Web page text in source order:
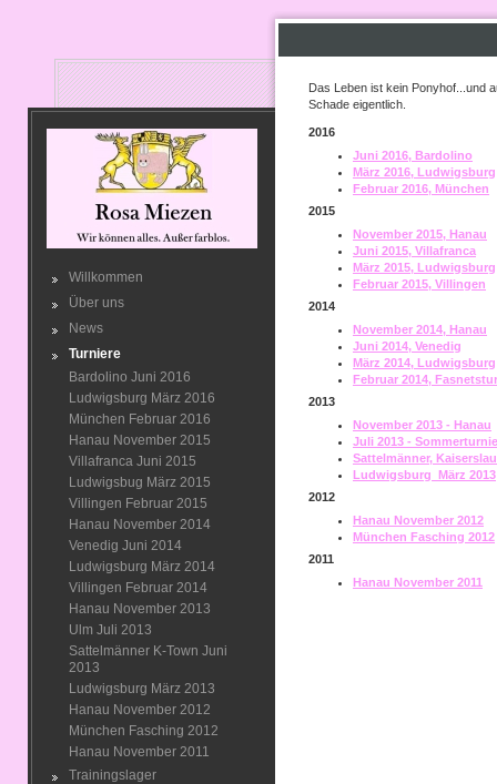
Willkommen
Über uns
News
Turniere
Bardolino Juni 2016
Ludwigsburg März 2016
München Februar 2016
Hanau November 2015
Villafranca Juni 2015
Ludwigsbug März 2015
Villingen Februar 2015
Hanau November 2014
Venedig Juni 2014
Ludwigsburg März 2014
Villingen Februar 2014
Hanau November 2013
Ulm Juli 2013
Sattelmänner K-Town Juni
2013
Ludwigsburg März 2013
Hanau November 2012
München Fasching 2012
Hanau November 2011
Trainingslager
Das Leben ist kein Ponyhof...und
Schade eigentlich.
2016
Juni 2016, Bardolino
März 2016, Ludwigsburg
Februar 2016, München
2015
November 2015, Hanau
Juni 2015, Villafranca
März 2015, Ludwigsburg
Februar 2015, Villingen
2014
November 2014, Hanau
Juni 2014, Venedig
März 2014, Ludwigsburg
Februar 2014,
2013
November 2013 - Hanau
Juli 2013 -
Sattelmänner,
Ludwigsburg März 2013
2012
Hanau November 2012
München Fasching 2012
2011
Hanau November 2011